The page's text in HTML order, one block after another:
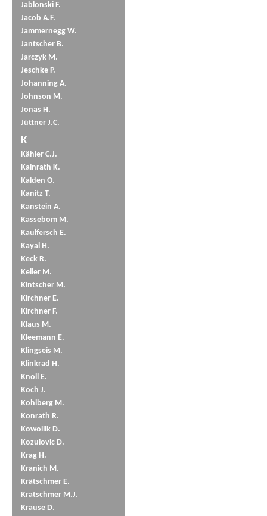
Jablonski F.
Jacob A.F.
Jammernegg W.
Jantscher B.
Jarczyk M.
Jeschke P.
Johanning A.
Johnson M.
Jonas H.
Jüttner J.C.
K
Kähler C.J.
Kainrath K.
Kalden O.
Kanitz T.
Kanstein A.
Kassebom M.
Kaulfersch E.
Kayal H.
Keck R.
Keller M.
Kintscher M.
Kirchner E.
Kirchner F.
Klaus M.
Kleemann E.
Klingseis M.
Klinkrad H.
Knoll E.
Koch J.
Kohlberg M.
Konrath R.
Kowollik D.
Kozulovic D.
Krag H.
Kranich M.
Krätschmer E.
Kratschmer M.J.
Krause D.